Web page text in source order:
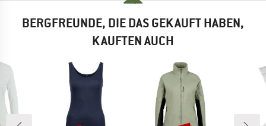
BERGFREUNDE, DIE DAS GEKAUFT HABEN,
KAUFTEN AUCH